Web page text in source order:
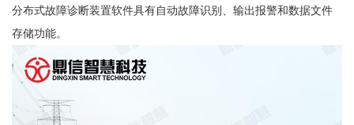
分布式故障诊断装置软件具有自动故障识别、输出报警和数据文件
存储功能。